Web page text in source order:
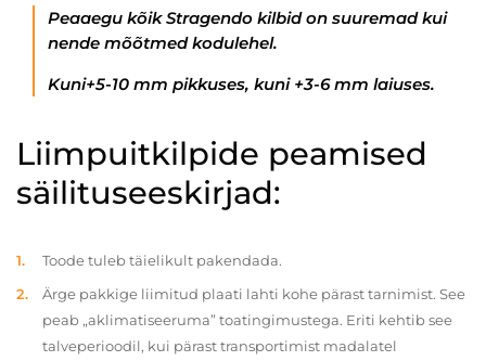
Peaaegu kõik Stragendo kilbid on suuremad kui
nende mõõtmed kodulehel.
Kuni+5-10 mm pikkuses, kuni +3-6 mm laiuses.
Liimpuitkilpide peamised
säilituseeskirjad:
Toode tuleb täielikult pakendada.
Ärge pakkige liimitud plaati lahti kohe pärast tarnimist. See
peab „aklimatiseeruma” toatingimustega. Eriti kehtib see
talveperioodil, kui pärast transportimist madalatel